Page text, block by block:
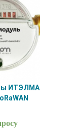
ИТЭЛМА